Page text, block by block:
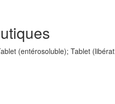
(entérosoluble); Tablet